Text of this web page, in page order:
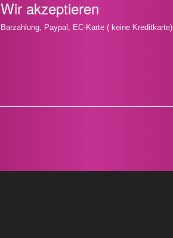
Wir akzeptieren
Barzahlung, Paypal, EC-Karte ( keine Kreditkarte)